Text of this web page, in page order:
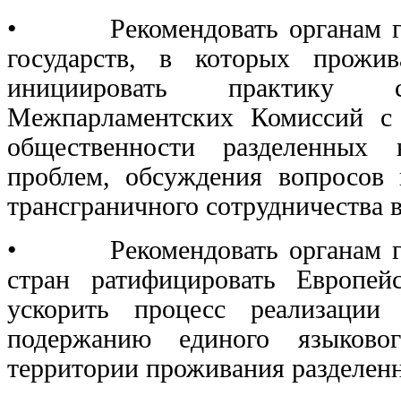
• Рекомендовать органам
государств, в которых
инициировать практику
Межпарламентских Комиссий
общественности
проблем, обсуждения вопросов
трансграничного
• Рекомендовать органам
стран ратифицировать
ускорить процесс реализации
подержанию единого
территории проживания